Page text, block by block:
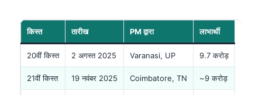
किस्त तारीख PM द्वारा लाभार्थी
20वीं किस्त 2 अगस्त 2025 Varanasi, UP 9.7 करोड़
21वीं किस्त 19 नवंबर 2025 Coimbatore, TN ~9 करोड़